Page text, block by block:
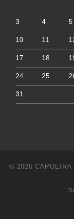
3 4 5
10 11
17 18
24 25
31
© 2026 CAPOEIRA